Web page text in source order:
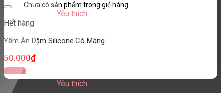
Chưa có sản phẩm trong giỏ hàng.
Yêu thích
Hết hàng
Yếm Ăn Dặm Silicone Có Máng
50.000₫
Đọc tiếp
Yêu thích